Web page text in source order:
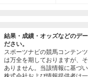
結果・成績・オッズなどのデ
ださい。
スポーツナビの競馬コンテン
は万全を期しておりますが、
ありません。当該情報に基づ